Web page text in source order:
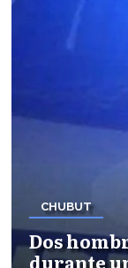
CHUBUT
Dos
durante